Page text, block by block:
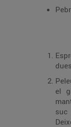
el gingebre.